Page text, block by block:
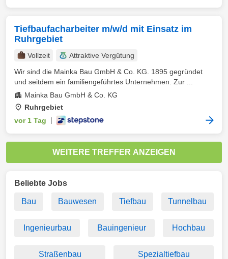
Tiefbaufacharbeiter m/w/d mit Einsatz im
Ruhrgebiet
Vollzeit
Attraktive Vergütung
Wir sind die Mainka Bau GmbH & Co. KG. 1895 gegründet
und seitdem ein familiengeführtes Unternehmen. Zur ...
Mainka Bau GmbH & Co. KG
Ruhrgebiet
vor 1 Tag
WEITERE TREFFER ANZEIGEN
Beliebte Jobs
Bau Bauwesen Tiefbau Tunnelbau
Ingenieurbau Bauingenieur Hochbau
Straßenbau Spezialtiefbau